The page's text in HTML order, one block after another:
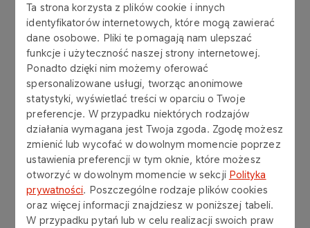
Ta strona korzysta z plików cookie i innych
identyfikatorów internetowych, które mogą zawierać
dane osobowe. Pliki te pomagają nam ulepszać
funkcje i użyteczność naszej strony internetowej.
Ponadto dzięki nim możemy oferować
spersonalizowane usługi, tworząc anonimowe
statystyki, wyświetlać treści w oparciu o Twoje
preferencje. W przypadku niektórych rodzajów
działania wymagana jest Twoja zgoda. Zgodę możesz
zmienić lub wycofać w dowolnym momencie poprzez
ustawienia preferencji w tym oknie, które możesz
otworzyć w dowolnym momencie w sekcji Polityka
prywatności. Poszczególne rodzaje plików cookies
oraz więcej informacji znajdziesz w poniższej tabeli.
W przypadku pytań lub w celu realizacji swoich praw
W naszej ofercie znajdziesz m.in.: zupy
świąteczne, przekąski zimne i ciepłe, dania
główne ryby i mięsa, pierogi, krokiety, kapustę
oraz ciasta świąteczne.
Dzięki idealnie skomponowanemu poczęstunkowi
podkreślisz uroczysty charakter świątecznych dni.